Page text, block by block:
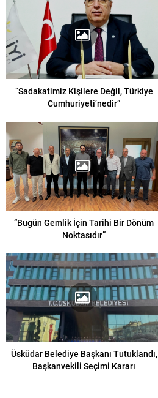
“Sadakatimiz Kişilere Değil, Türkiye
Cumhuriyeti’nedir”
“Bugün Gemlik İçin Tarihi Bir Dönüm
Noktasıdır”
Üsküdar Belediye Başkanı Tutuklandı,
Başkanvekili Seçimi Kararı